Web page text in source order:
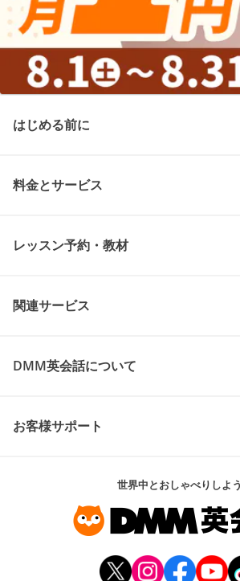
はじめる前に
料金とサービス
レッスン予約・教材
関連サービス
DMM英会話について
お客様サポート
世界中とおしゃべりしよう